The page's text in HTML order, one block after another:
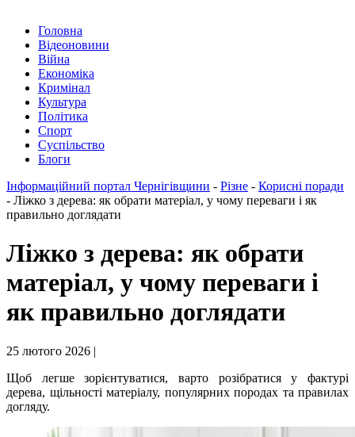
Головна
Відеоновини
Війна
Економіка
Кримінал
Культура
Політика
Спорт
Суспільство
Блоги
Інформаційний портал Чернігівщини - Різне - Корисні поради
- Ліжко з дерева: як обрати матеріал, у чому переваги і як
правильно доглядати
Ліжко з дерева: як обрати
матеріал, у чому переваги і
як правильно доглядати
25 лютого 2026 |
Щоб легше зорієнтуватися, варто розібратися у фактурі
дерева, щільності матеріалу, популярних породах та правилах
догляду.